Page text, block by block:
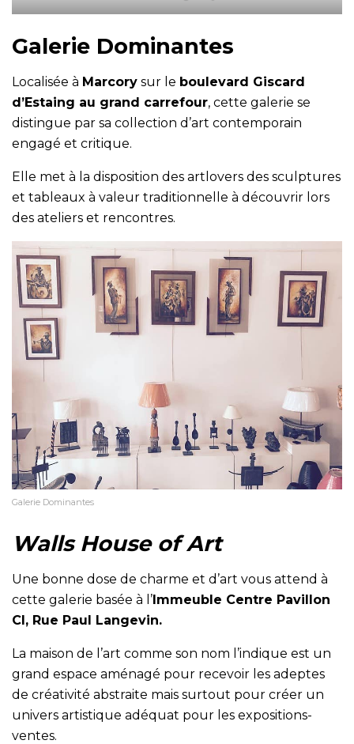
Galerie Dominantes
Localisée à Marcory sur le boulevard Giscard
d’Estaing au grand carrefour, cette galerie se
distingue par sa collection d’art contemporain
engagé et critique.
Elle met à la disposition des artlovers des sculptures
et tableaux à valeur traditionnelle à découvrir lors
des ateliers et rencontres.
Galerie Dominantes
Walls House of Art
Une bonne dose de charme et d’art vous attend à
cette galerie basée à l’Immeuble Centre Pavillon
CI, Rue Paul Langevin.
La maison de l’art comme son nom l’indique est un
grand espace aménagé pour recevoir les adeptes
de créativité abstraite mais surtout pour créer un
univers artistique adéquat pour les expositions-
ventes.